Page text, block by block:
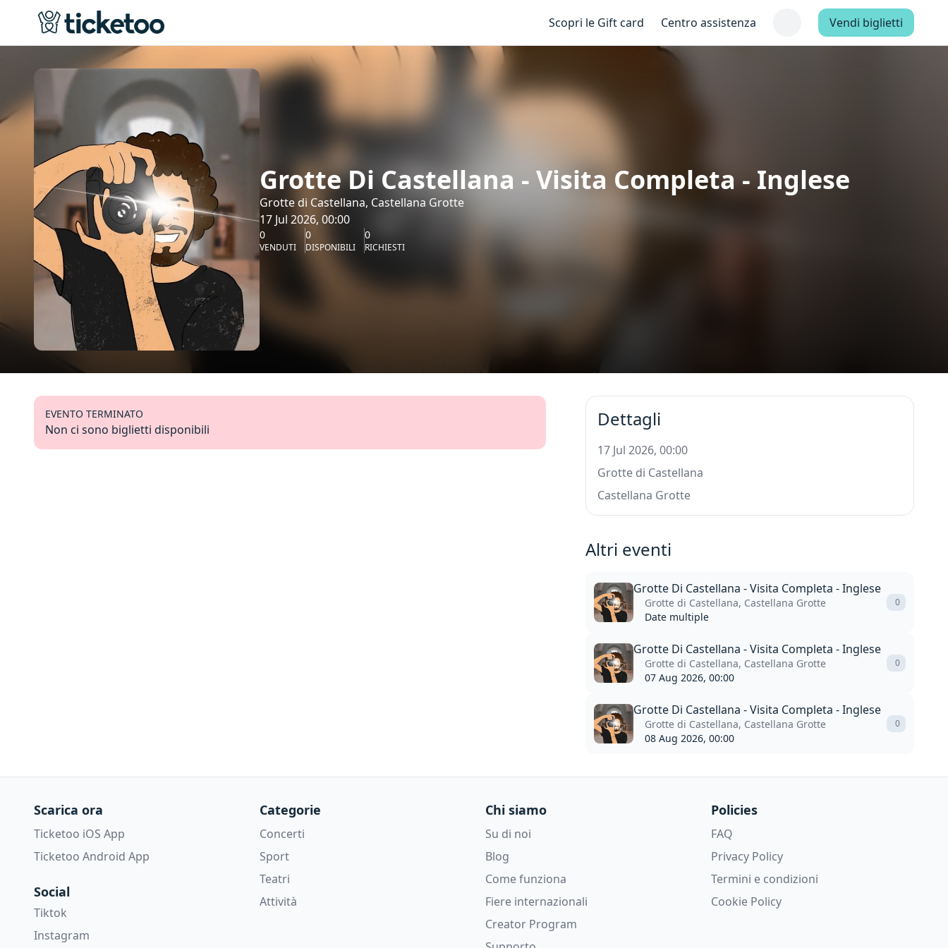
Scopri le Gift card Centro assistenza Vendi biglietti
Grotte Di Castellana - Visita Completa - Inglese
Grotte di Castellana, Castellana Grotte
17 Jul 2026, 00:00
0
VENDUTI
0
DISPONIBILI
0
RICHIESTI
EVENTO TERMINATO
Non ci sono biglietti disponibili Dettagli
17 Jul 2026, 00:00
Grotte di Castellana
Castellana Grotte
Altri eventi
Grotte Di Castellana - Visita Completa - Inglese
Grotte di Castellana, Castellana Grotte
Date multiple
0
Grotte Di Castellana - Visita Completa - Inglese
Grotte di Castellana, Castellana Grotte
07 Aug 2026, 00:00
0
Grotte Di Castellana - Visita Completa - Inglese
Grotte di Castellana, Castellana Grotte
08 Aug 2026, 00:00
0
Scarica ora
Ticketoo iOS App
Ticketoo Android App
Social
Tiktok
Instagram
Categorie
Concerti
Sport
Teatri
Attività
Chi siamo
Su di noi
Blog
Come funziona
Fiere internazionali
Creator Program
Policies
FAQ
Privacy Policy
Termini e condizioni
Cookie Policy